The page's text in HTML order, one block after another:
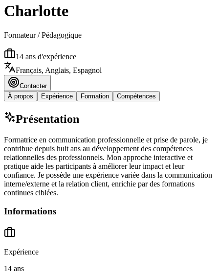
Charlotte
Formateur / Pédagogique
14 ans d'expérience
Français, Anglais, Espagnol
Contacter
À propos
Expérience Formation Compétences
Présentation
Formatrice en communication professionnelle et prise de parole, je
contribue depuis huit ans au développement des compétences
relationnelles des professionnels. Mon approche interactive et
pratique aide les participants à améliorer leur impact et leur
confiance. Je possède une expérience variée dans la communication
interne/externe et la relation client, enrichie par des formations
continues ciblées.
Informations
Expérience
14 ans